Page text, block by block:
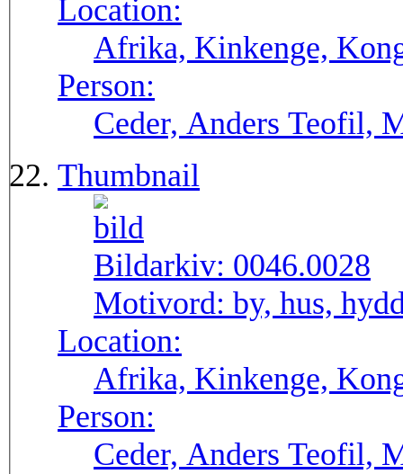
Location:
Afrika, Kinkenge,
Person:
Ceder, Anders Teofil,
Thumbnail
Bildarkiv: 0046.0028
Motivord: by, hus,
Location:
Afrika, Kinkenge,
Person:
Ceder, Anders Teofil,